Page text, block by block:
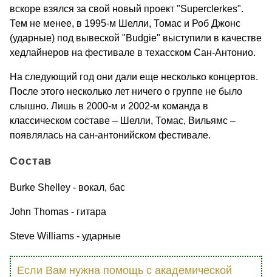
вскоре взялся за свой новый проект "Superclerkes".
Тем не менее, в 1995-м Шелли, Томас и Роб Джонс
(ударные) под вывеской "Budgie" выступили в качестве
хедлайнеров на фестивале в техасском Сан-Антонио.
На следующий год они дали еще несколько концертов.
После этого несколько лет ничего о группе не было
слышно. Лишь в 2000-м и 2002-м команда в
классическом составе – Шелли, Томас, Вильямс –
появлялась на сан-антонийском фестивале.
Состав
Burke Shelley - вокал, бас
John Thomas - гитара
Steve Williams - ударные
Если Вам нужна помощь с академической